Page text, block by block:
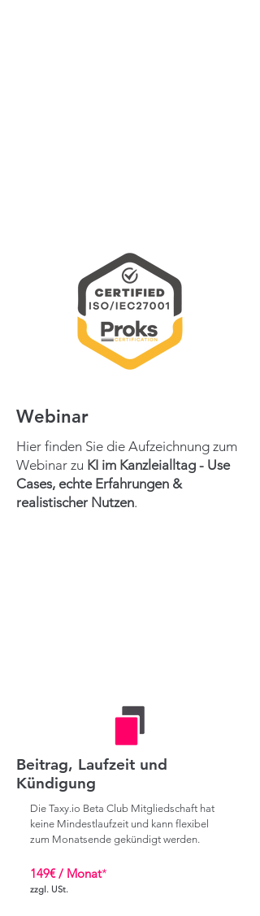
Webinar
Hier finden Sie die Aufzeichnung zum
Webinar zu KI im Kanzleialltag - Use
Cases, echte Erfahrungen &
realistischer Nutzen.
Beitrag, Laufzeit und
Kündigung
Die Taxy.io Beta Club Mitgliedschaft hat
keine Mindestlaufzeit und kann flexibel
zum Monatsende gekündigt werden.
149€ / Monat*
zzgl. USt.